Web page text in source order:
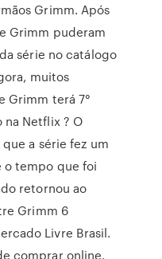
Grimm. Após
Grimm puderam
série no catálogo
muitos
Grimm terá 7°
Netflix ? O
a série fez um
o tempo que foi
retornou ao
Grimm 6
Livre Brasil.
comprar online.